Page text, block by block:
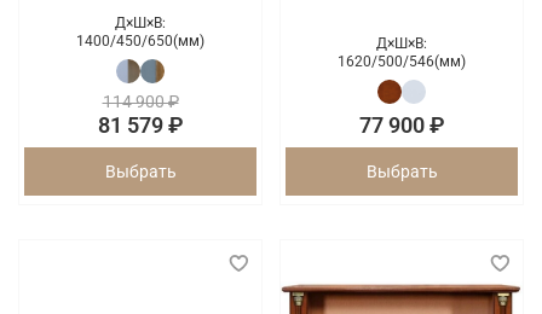
Д×Ш×В:
1400/450/650(мм)
114 900 ₽
81 579 ₽
Выбрать
Д×Ш×В:
1620/500/546(мм)
77 900 ₽
Выбрать